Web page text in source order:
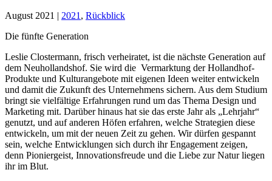
August 2021 | 2021 , Rückblick
Die fünfte Generation
Leslie Clostermann, frisch verheiratet, ist die nächste Generation auf
dem Neuhollandshof. Sie wird die Vermarktung der Hollandhof-
Produkte und Kulturangebote mit eigenen Ideen weiter entwickeln
und damit die Zukunft des Unternehmens sichern. Aus dem Studium
bringt sie vielfältige Erfahrungen rund um das Thema Design und
Marketing mit. Darüber hinaus hat sie das erste Jahr als „Lehrjahr“
genutzt, und auf anderen Höfen erfahren, welche Strategien diese
entwickeln, um mit der neuen Zeit zu gehen. Wir dürfen gespannt
sein, welche Entwicklungen sich durch ihr Engagement zeigen,
denn Pioniergeist, Innovationsfreude und die Liebe zur Natur liegen
ihr im Blut.